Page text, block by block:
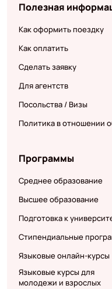
Полезная
Как оформить поездку
Как оплатить
Сделать заявку
Для агентств
Посольства / Визы
Политика в отношении
Программы
Среднее образование
Высшее образование
Подготовка к
Стипендиальные
Языковые онлайн-курсы
Языковые курсы для
молодежи и взрослых